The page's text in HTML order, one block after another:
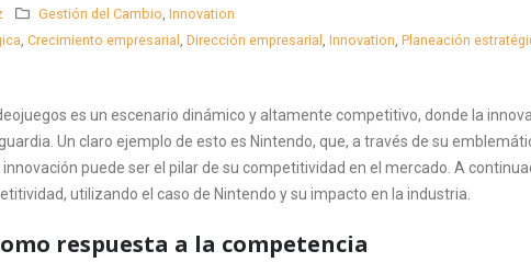
Gestión del Cambio,Innovation
, Crecimiento empresarial , Dirección empresarial , Innovation, Planeación
es un escenario dinámico y altamente competitivo, donde la
Un claro ejemplo de esto es Nintendo, que, a través de su
puede ser el pilar de su competitividad en el mercado. A
utilizando el caso de Nintendo y su impacto en la industria.
respuesta a la competencia